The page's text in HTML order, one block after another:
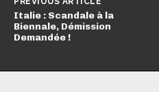
Italie : Scandale à la
Biennale, Démission
Demandée !